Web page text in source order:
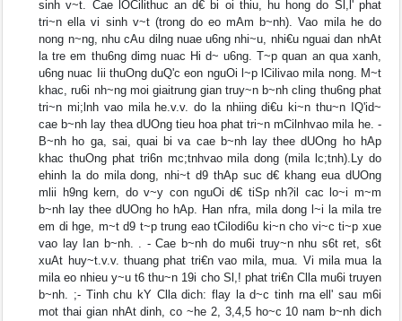
sinh v~t. Cae lOCilithuc an d€ bi oi thiu, hu hong do Sl,l' phat
tri~n ella vi sinh v~t (trong do eo mAm b~nh). Vao mila he do
nong n~ng, nhu cAu dilng nuae u6ng nhi~u, nhi€u nguai dan nhAt
la tre em thu6ng dimg nuac Hi d~ u6ng. T~p quan an qua xanh,
u6ng nuac Iii thuOng duQ'c eon nguOi l~p lCilivao mila nong. M~t
khac, ru6i nh~ng moi giaitrung gian truy~n b~nh cling thu6ng phat
tri~n mi;lnh vao mila he.v.v. do la nhiing di€u ki~n thu~n IQ'id~
cae b~nh lay thea dUOng tieu hoa phat tri~n mCilnhvao mila he. -
B~nh ho ga, sai, quai bi va cae b~nh lay thee dUOng ho hAp
khac thuOng phat tri6n mc;tnhvao mila dong (mila lc;tnh).Ly do
ehinh la do mila dong, nhi~t d9 thAp suc d€ khang eua dUOng
mlii h9ng kern, do v~y con nguOi d€ tiSp nh?il cac lo~i m~m
b~nh lay thee dUOng ho hAp. Han nfra, mila dong l~i la mila tre
em di hge, m~t d9 t~p trung eao tCilodi6u ki~n cho vi~c ti~p xue
vao lay Ian b~nh. . - Cae b~nh do mu6i truy~n nhu s6t ret, s6t
xuAt huy~t.v.v. thuang phat tri€n vao mila, mua. Vi mila mua la
mila eo nhieu y~u t6 thu~n 19i cho Sl,! phat tri€n Clla mu6i truyen
b~nh. ;- Tinh chu kY Clla dich: flay la d~c tinh rna ell' sau m6i
mot thai gian nhAt dinh, co ~he 2, 3,4,5 ho~c 10 nam b~nh dich